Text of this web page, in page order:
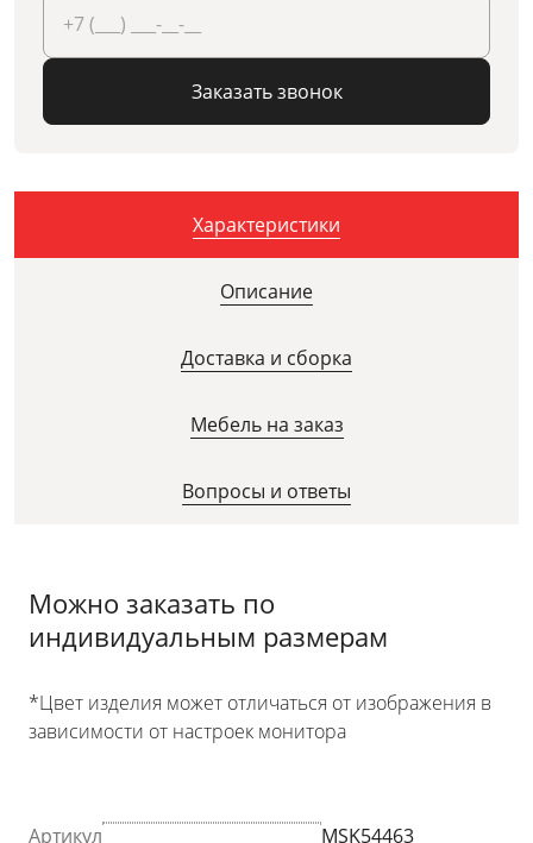
Заказать звонок
Характеристики
Описание
Доставка и сборка
Мебель на заказ
Вопросы и ответы
Можно заказать по
индивидуальным размерам
*Цвет изделия может отличаться от изображения в
зависимости от настроек монитора
Артикул MSK54463